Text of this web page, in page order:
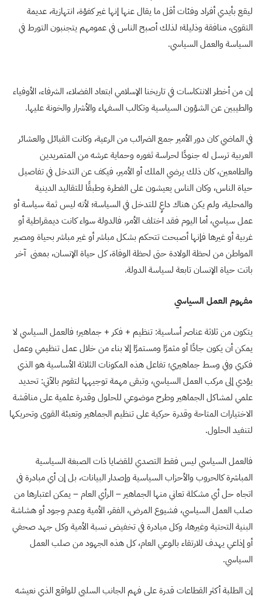
ليقع بأيدي أفراد وفئات أقل ما يقال عنها إنها غير كفؤة، انتهازية، عديمة
التقوى، منافقة وذليلة؛ لذلك أصبح الناس في عمومهم يتجنبون التورط في
السياسة والعمل السياسي.
إن من أخطر الانتكاسات في تاريخنا الإسلامي ابتعاد الفضلاء، الشرفاء، الأوفياء
والطيبين عن الشؤون السياسية وتكالب السفهاء والأشرار والخونة عليها.
في الماضي كان دور الأمير جمع الضرائب من الرعية، وكانت القبائل والعشائر
العربية ترسل له جنودًا لحراسة ثغوره وحماية عرشه من المتمريدين
والطامعين، كان ذلك يرضي الملك أو الأمير، فيكف عن التدخل في تفاصيل
حياة الناس، وكان الناس يعيشون على الفطرة وطبقًا للتقاليد الدينية
والمحلية، ولم يكن هناك داعٍ للتدخل في السياسة؛ لأنه ليس ثمة سياسة أو
عمل سياسي، أما اليوم فقد اختلف الأمر، فالدولة سواء كانت ديمقراطية أو
غربية أو غيرها فإنها أصبحت تتحكم بشكل مباشر أو غير مباشر بحياة ومصير
المواطن من لحظة الولادة حتى لحظة الوفاة، كل حياة الإنسان، بمعنى آخر
باتت حياة الإنسان تابعة لسياسة الدولة.
مفهوم العمل السياسي
يتكون من ثلاثة عناصر أساسية: تنظيم + فكر + جماهير؛ فالعمل السياسي لا
يمكن أن يكون جادًا أو مثمرًا ومستمرًا إلا بناء من خلال عمل تنظيمي وعمل
فكري وفي وسط جماهيري؛ تفاعل هذه المكونات الثلاثة الأساسية هو الذي
يؤدي إلى مركب العمل السياسي، وتبقى مهمة توجيهها لتقوم بالآتي: تحديد
علمي لمشاكل الجماهير وطرح موضوعي للحلول وقدرة علمية على مناقشة
الاختيارات المتاحة وقدرة حركية على تنظيم الجماهير وتعبئة القوى وتحريكها
لتنفيد الحلول.
فالعمل السياسي ليس فقط التصدي للقضايا ذات الصبغة السياسية
المباشرة كالحروب والأحزاب السياسية وإصدار البيانات، بل إن أي مبادرة في
اتجاه حل أي مشكلة تعاني منها الجماهير – الرأي العام – يمكن اعتبارها من
صلب العمل السياسي، فشيوع المرض، الفقر، الأمية وعدم وجود أو هشاشة
البنية التحتية وغيرها، وكل مبادرة في تخفيض نسبة الأمية وكل جهد صحفي
أو إذاعي يهدف للارتقاء بالوعي العام، كل هذه الجهود من صلب العمل
السياسي.
إن الطلبة أكثر القطاعات قدرة على فهم الجانب السلبي للواقع الذي نعيشه